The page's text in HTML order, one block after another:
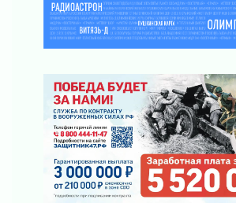
Клюква наливается, но в
просится
03 августа 2026
подняли зарплаты почти на
03 августа 2026
Шесть новых жизней в честь
Ленинградской области
03 августа 2026
Уроки безопасности для детей
03 августа 2026